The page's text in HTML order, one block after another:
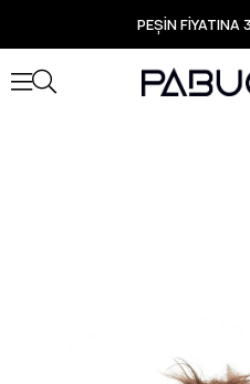
PEŞİN FİYATINA
TÜM
Yeni Sezon
Seçili